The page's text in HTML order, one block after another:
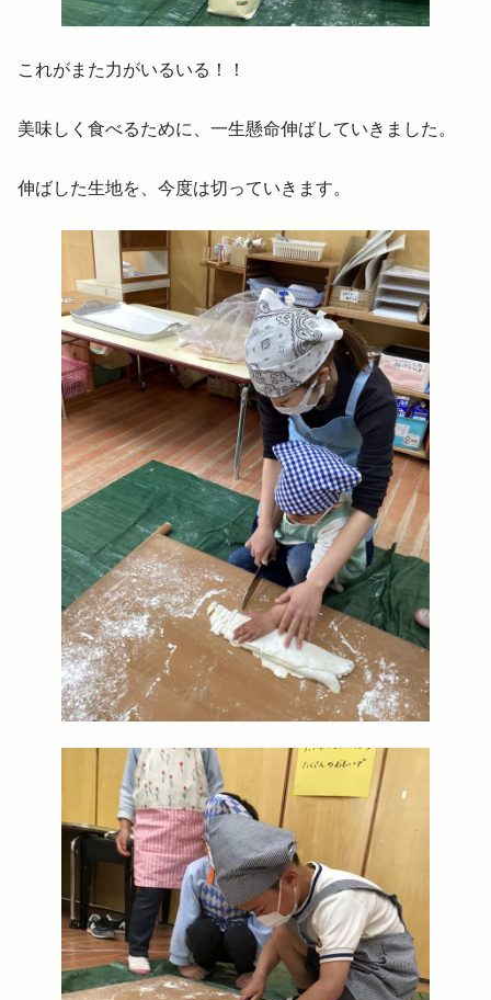
これがまた力がいるいる！！
美味しく食べるために、一生懸命伸ばしていきました。
伸ばした生地を、今度は切っていきます。